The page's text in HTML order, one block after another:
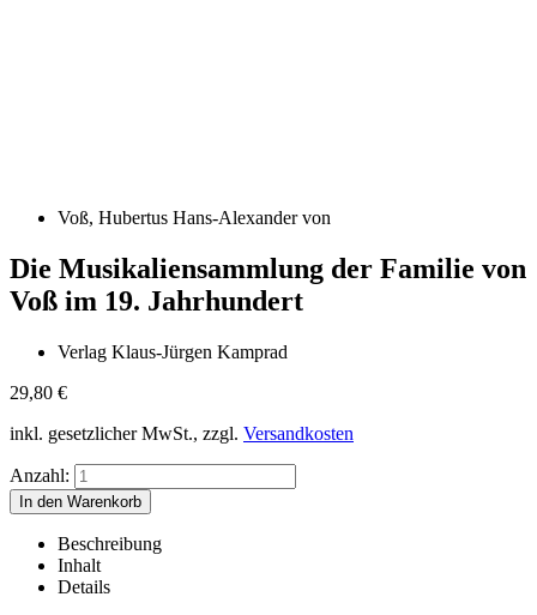
Voß, Hubertus Hans-Alexander von
Die Musikaliensammlung der Familie von
Voß im 19. Jahrhundert
Verlag Klaus-Jürgen Kamprad
29,80 €
inkl. gesetzlicher MwSt., zzgl. Versandkosten
Anzahl:
Beschreibung
Inhalt
Details